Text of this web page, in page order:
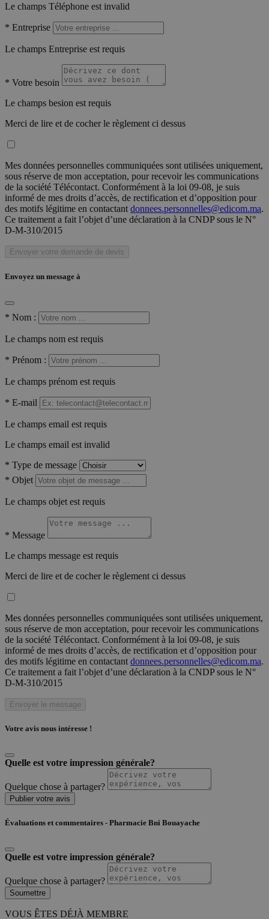
Le champs Téléphone est invalid
* Entreprise
Le champs Entreprise est requis
* Votre besoin
Le champs besion est requis
Merci de lire et de cocher le règlement ci dessus
Mes données personnelles communiquées sont utilisées uniquement,
sous réserve de mon acceptation, pour recevoir les communications
de la société Télécontact. Conformément à la loi 09-08, je suis
informé de mes droits d’accès, de rectification et d’opposition pour
des motifs légitime en contactant donnees.personnelles@edicom.ma.
Ce traitement a fait l’objet d’une déclaration à la CNDP sous le N°
D-M-310/2015
Envoyer votre demande de devis
Envoyez un message à
* Nom :
Le champs nom est requis
* Prénom :
Le champs prénom est requis
* E-mail
Le champs email est requis
Le champs email est invalid
* Type de message
* Objet
Le champs objet est requis
* Message
Le champs message est requis
Merci de lire et de cocher le règlement ci dessus
Mes données personnelles communiquées sont utilisées uniquement,
sous réserve de mon acceptation, pour recevoir les communications
de la société Télécontact. Conformément à la loi 09-08, je suis
informé de mes droits d’accès, de rectification et d’opposition pour
des motifs légitime en contactant donnees.personnelles@edicom.ma.
Ce traitement a fait l’objet d’une déclaration à la CNDP sous le N°
D-M-310/2015
Envoyer le message
Votre avis nous intéresse !
Quelle est votre impression générale?
Quelque chose à partager?
Publier votre avis
Évaluations et commentaires - Pharmacie Bni Bouayache
Quelle est votre impression générale?
Quelque chose à partager?
Soumettre
VOUS ÊTES DÉJÀ MEMBRE